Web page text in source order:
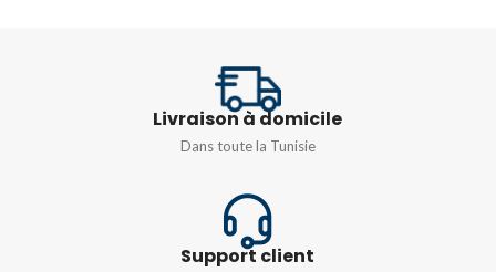
136x440x105mm
DEGRÉ DE
IP66
Livraison à domicile
Dans toute la Tunisie
Support client